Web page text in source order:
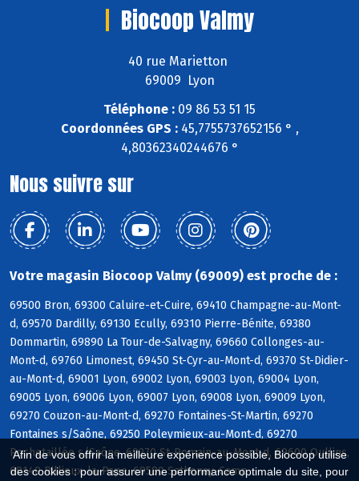
Afin de vous offrir la meilleure expérience possible, Biocoop utilise
des cookies : pour assurer une performance optimale du site, pour
Biocoop Valmy
40 rue Marietton
69009 Lyon
Téléphone : 09 86 53 51 15
Coordonnées GPS :45,7755737652156 ° ,
4,80362340244676 °
Nous suivre sur
Votre magasin Biocoop Valmy (69009) est proche de :
69500 Bron, 69300 Caluire-et-Cuire, 69410 Champagne-au-Mont-
d, 69570 Dardilly, 69130 Ecully, 69310 Pierre-Bénite, 69380
Dommartin, 69890 La Tour-de-Salvagny, 69660 Collonges-au-
Mont-d, 69760 Limonest, 69450 St-Cyr-au-Mont-d, 69370 St-Didier-
au-Mont-d, 69001 Lyon, 69002 Lyon, 69003 Lyon, 69004 Lyon,
69005 Lyon, 69006 Lyon, 69007 Lyon, 69008 Lyon, 69009 Lyon,
69270 Couzon-au-Mont-d, 69270 Fontaines-St-Martin, 69270
Fontaines s/Saône, 69250 Poleymieux-au-Mont-d, 69270
Rochetaillée s/Saône, 69270 St-Romain-au-Mont-d, 69600 Oullins,
69140 Rillieux-la-Pape, 69580 Sathonay-Camp